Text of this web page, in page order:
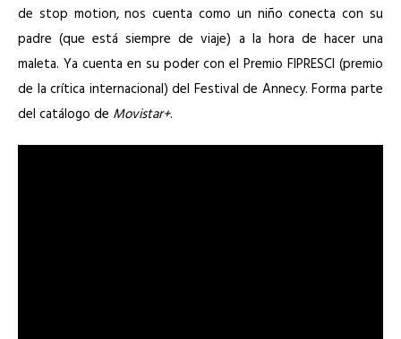
de stop motion, nos cuenta como un niño conecta con su
padre (que está siempre de viaje) a la hora de hacer una
maleta. Ya cuenta en su poder con el Premio FIPRESCI (premio
de la crítica internacional) del Festival de Annecy. Forma parte
del catálogo de Movistar+.